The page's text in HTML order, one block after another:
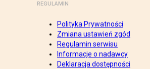
REGULAMIN
Polityka Prywatności
Zmiana ustawień zgód
Regulamin serwisu
Informacje o nadawcy
Deklaracja dostępności